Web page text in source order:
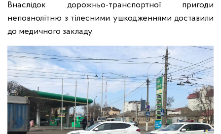
Внаслідок дорожньо-транспортної пригоди
неповнолітню з тілесними ушкодженнями доставили
до медичного закладу.